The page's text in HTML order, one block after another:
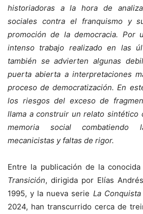
historiadoras a la hora de
sociales contra el franquismo y
promoción de la democracia. Por
intenso trabajo realizado en las
también se advierten algunas
puerta abierta a interpretaciones
proceso de democratización. En
los riesgos del exceso de
llama a construir un relato sintético
memoria social combatiendo
mecanicistas y faltas de rigor.
Entre la publicación de la
Transición, dirigida por Elías
1995, y la nueva serie La
2024, han transcurrido cerca de